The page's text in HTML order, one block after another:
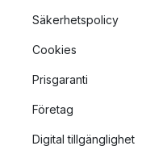
Säkerhetspolicy
Cookies
Prisgaranti
Företag
Digital tillgänglighet